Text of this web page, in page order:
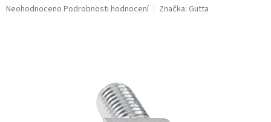
Průměrné
Neohodnoceno Podrobnosti hodnocení Značka: Gutta